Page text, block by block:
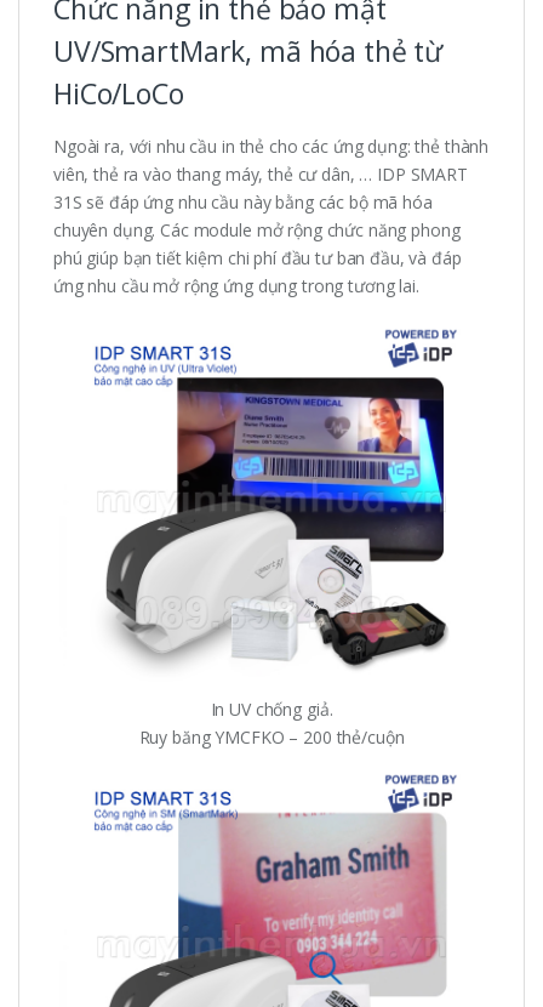
Chức năng in thẻ bảo mật
UV/SmartMark, mã hóa thẻ từ
HiCo/LoCo
Ngoài ra, với nhu cầu in thẻ cho các ứng dụng: thẻ thành
viên, thẻ ra vào thang máy, thẻ cư dân, … IDP SMART
31S sẽ đáp ứng nhu cầu này bằng các bộ mã hóa
chuyên dụng. Các module mở rộng chức năng phong
phú giúp bạn tiết kiệm chi phí đầu tư ban đầu, và đáp
ứng nhu cầu mở rộng ứng dụng trong tương lai.
In UV chống giả.
Ruy băng YMCFKO – 200 thẻ/cuộn